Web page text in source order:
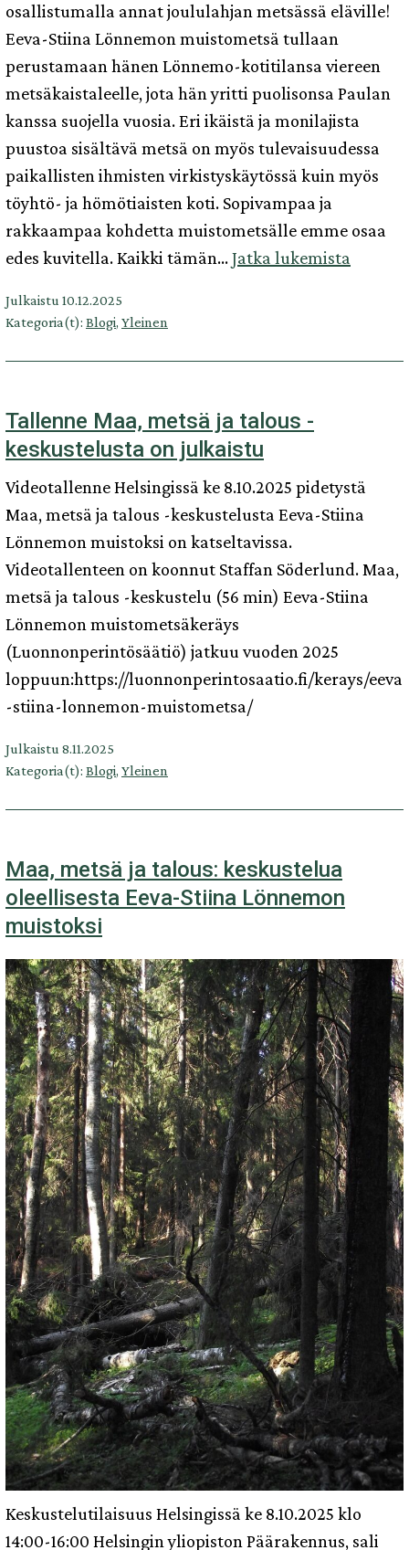
osallistumalla annat joululahjan metsässä eläville!
Eeva-Stiina Lönnemon muistometsä tullaan
perustamaan hänen Lönnemo-kotitilansa viereen
metsäkaistaleelle, jota hän yritti puolisonsa Paulan
kanssa suojella vuosia. Eri ikäistä ja monilajista
puustoa sisältävä metsä on myös tulevaisuudessa
paikallisten ihmisten virkistyskäytössä kuin myös
töyhtö- ja hömötiaisten koti. Sopivampaa ja
rakkaampaa kohdetta muistometsälle emme osaa
edes kuvitella. Kaikki tämän…Jatka lukemista
Julkaistu 10.12.2025
Kategoria(t): Blogi, Yleinen
Tallenne Maa, metsä ja talous -
keskustelusta on julkaistu
Videotallenne Helsingissä ke 8.10.2025 pidetystä
Maa, metsä ja talous -keskustelusta Eeva-Stiina
Lönnemon muistoksi on katseltavissa.
Videotallenteen on koonnut Staffan Söderlund. Maa,
metsä ja talous -keskustelu (56 min) Eeva-Stiina
Lönnemon muistometsäkeräys
(Luonnonperintösäätiö) jatkuu vuoden 2025
loppuun:https://luonnonperintosaatio.fi/kerays/eeva
-stiina-lonnemon-muistometsa/
Julkaistu 8.11.2025
Kategoria(t): Blogi, Yleinen
Maa, metsä ja talous: keskustelua
oleellisesta Eeva-Stiina Lönnemon
muistoksi
Keskustelutilaisuus Helsingissä ke 8.10.2025 klo
14:00-16:00 Helsingin yliopiston Päärakennus, sali